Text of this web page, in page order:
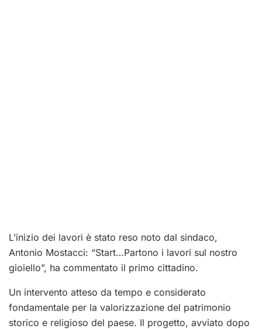
L’inizio dei lavori è stato reso noto dal sindaco,
Antonio Mostacci: “Start…Partono i lavori sul nostro
gioiello”, ha commentato il primo cittadino.
Un intervento atteso da tempo e considerato
fondamentale per la valorizzazione del patrimonio
storico e religioso del paese. Il progetto, avviato dopo